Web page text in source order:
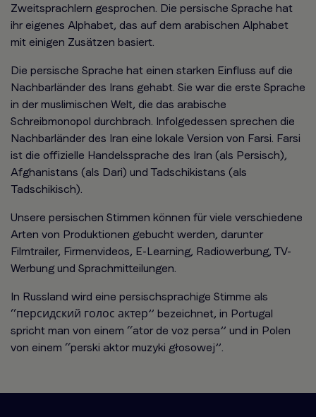
Zweitsprachlern gesprochen. Die persische Sprache hat
ihr eigenes Alphabet, das auf dem arabischen Alphabet
mit einigen Zusätzen basiert.
Die persische Sprache hat einen starken Einfluss auf die
Nachbarländer des Irans gehabt. Sie war die erste Sprache
in der muslimischen Welt, die das arabische
Schreibmonopol durchbrach. Infolgedessen sprechen die
Nachbarländer des Iran eine lokale Version von Farsi. Farsi
ist die offizielle Handelssprache des Iran (als Persisch),
Afghanistans (als Dari) und Tadschikistans (als
Tadschikisch).
Unsere persischen Stimmen können für viele verschiedene
Arten von Produktionen gebucht werden, darunter
Filmtrailer, Firmenvideos, E-Learning, Radiowerbung, TV-
Werbung und Sprachmitteilungen.
In Russland wird eine persischsprachige Stimme als
“персидский голос актер” bezeichnet, in Portugal
spricht man von einem “ator de voz persa” und in Polen
von einem “perski aktor muzyki głosowej”.